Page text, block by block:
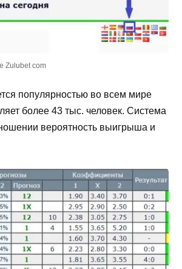
Zulubet com
популярностью во всем мире
более 43 тыс. человек. Система
вероятность выигрыша и